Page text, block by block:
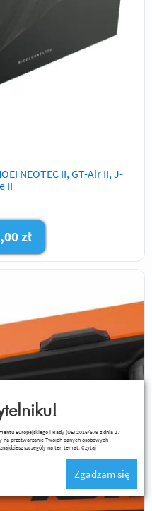
NEOTEC II, GT-Air II, J-
II
zł
Europejskiego i Rady (UE) 2016/679 z dnia 27
na przetwarzanie Twoich danych osobowych
szczegóły na ten temat. Czytaj
Zgadzam się